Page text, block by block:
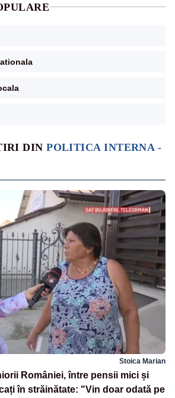
DINPOLITICA INTERNA -
Stoica Marian
României, între pensii mici și
în străinătate: "Vin doar odată pe